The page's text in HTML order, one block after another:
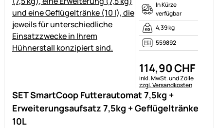
SET SmartCoop Futterautomat 7,5kg +
Erweiterungsaufsatz 7,5kg + Geflügeltränke
10L
In Kürze
verfügbar
4,39 kg
559892
114,90CHF
Steuerhinweis:
inkl. MwSt. und Zölle
zzgl. Versandkosten